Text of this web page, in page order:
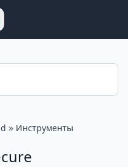
» Инструменты